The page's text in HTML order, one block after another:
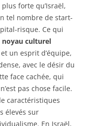
forte qu’Israël,
tel nombre de start-
risque. Ce qui
noyau culturel
un esprit d’équipe,
avec le désir du
face cachée, qui
pas chose facile.
caractéristiques
élevés sur
En Israël,